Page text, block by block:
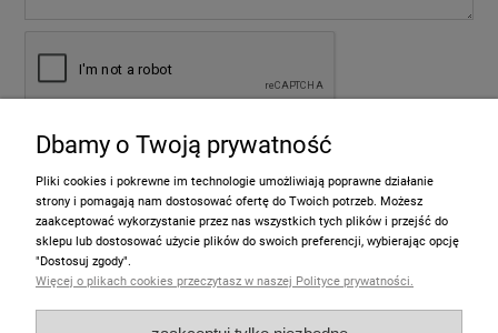
Informacje
Dbamy o Twoją prywatność
Pliki cookies i pokrewne im technologie umożliwiają poprawne działanie
strony i pomagają nam dostosować ofertę do Twoich potrzeb. Możesz
zaakceptować wykorzystanie przez nas wszystkich tych plików i przejść do
sklepu lub dostosować użycie plików do swoich preferencji, wybierając opcję
"Dostosuj zgody".
Więcej o plikach cookies przeczytasz w naszej Polityce prywatności.